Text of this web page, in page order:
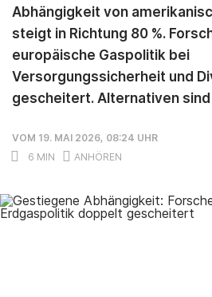
Abhängigkeit von
steigt in Richtung 80 %.
europäische Gaspolitik bei
Versorgungssicherheit und
gescheitert. Alternativen
VOM 19. MAI 2026, 08:24 UHR
6 MIN